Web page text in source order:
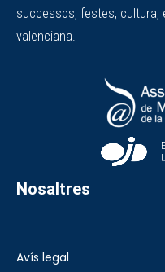
successos, festes, cultura,
valenciana.
Nosaltres
Avís legal